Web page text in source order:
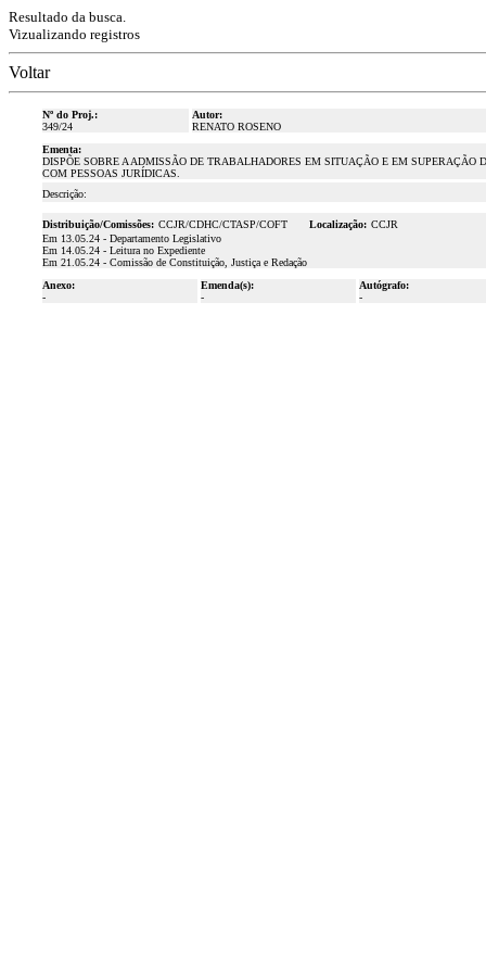
Resultado da busca.
Vizualizando registros
Voltar
Nº do Proj.:
349/24
Autor:
RENATO ROSENO
Ementa:
DISPÕE SOBRE A ADMISSÃO DE TRABALHADORES EM SITUAÇÃO E EM
COM PESSOAS JURÍDICAS.
Descrição:
Distribuição/Comissões: CCJR/CDHC/CTASP/COFT Localização: CCJR
Em 13.05.24 - Departamento Legislativo
Em 14.05.24 - Leitura no Expediente
Em 21.05.24 - Comissão de Constituição, Justiça e Redação
Anexo:
-
Emenda(s):
-
Autógrafo:
-